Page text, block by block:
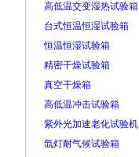
高低温交变湿热试验箱
台式恒温恒湿试验箱
恒温恒湿试验箱
精密干燥试验箱
真空干燥箱
高低温冲击试验箱
紫外光加速老化试验机
氙灯耐气候试验箱